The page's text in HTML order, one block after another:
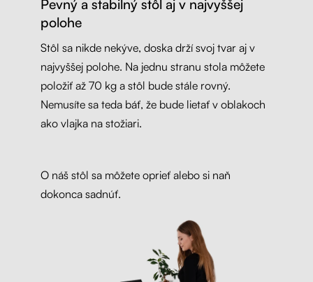
Pevný a stabilný stôl aj v najvyššej
polohe
Stôl sa nikde nekýve, doska drží svoj tvar aj v
najvyššej polohe. Na jednu stranu stola môžete
položiť až 70 kg a stôl bude stále rovný.
Nemusíte sa teda báť, že bude lietať v oblakoch
ako vlajka na stožiari.
O náš stôl sa môžete oprieť alebo si naň
dokonca sadnúť.